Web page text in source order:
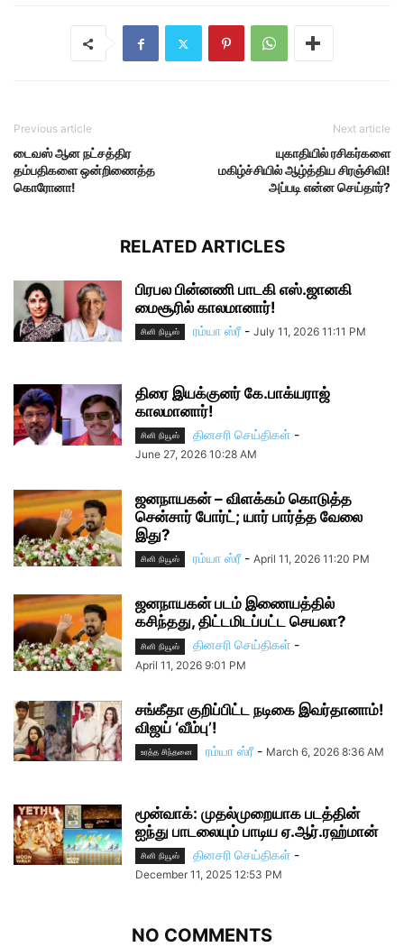
Previous article
டைவஸ் ஆன நட்சத்திர
தம்பதிகளை ஒன்றிணைத்த
கொரோனா!
Next article
யுகாதியில் ரசிகர்களை
மகிழ்ச்சியில் ஆழ்த்திய சிரஞ்சிவி!
அப்படி என்ன செய்தார்?
RELATED ARTICLES
பிரபல பின்னணி பாடகி எஸ்.ஜானகி
மைசூரில் காலமானார்!
சினி நியூஸ் ரம்யா ஸ்ரீ - July 11, 2026 11:11 PM
திரை இயக்குனர் கே.பாக்யராஜ்
காலமானார்!
சினி நியூஸ் தினசரி செய்திகள் -
June 27, 2026 10:28 AM
ஜனநாயகன் – விளக்கம் கொடுத்த
சென்சார் போர்ட்; யார் பார்த்த வேலை
இது?
சினி நியூஸ் ரம்யா ஸ்ரீ - April 11, 2026 11:20 PM
ஜனநாயகன் படம் இணையத்தில்
கசிந்தது, திட்டமிடப்பட்ட செயலா?
சினி நியூஸ் தினசரி செய்திகள் -
April 11, 2026 9:01 PM
சங்கீதா குறிப்பிட்ட நடிகை இவர்தானாம்!
விஜய் ‘வீம்பு’!
உரத்த சிந்தனை ரம்யா ஸ்ரீ - March 6, 2026 8:36 AM
மூன்வாக்: முதல்முறையாக படத்தின்
ஐந்து பாடலையும் பாடிய ஏ.ஆர்.ரஹ்மான்
சினி நியூஸ் தினசரி செய்திகள் -
December 11, 2025 12:53 PM
NO COMMENTS